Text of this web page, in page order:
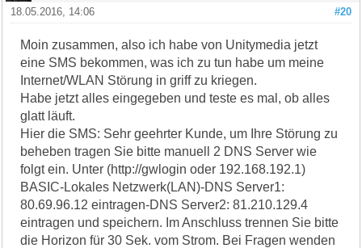
#20
18.05.2016, 14:06
Moin zusammen, also ich habe von Unitymedia jetzt
eine SMS bekommen, was ich zu tun habe um meine
Internet/WLAN Störung in griff zu kriegen.
Habe jetzt alles eingegeben und teste es mal, ob alles
glatt läuft.
Hier die SMS: Sehr geehrter Kunde, um Ihre Störung zu
beheben tragen Sie bitte manuell 2 DNS Server wie
folgt ein. Unter (http://gwlogin oder 192.168.192.1)
BASIC-Lokales Netzwerk(LAN)-DNS Server1:
80.69.96.12 eintragen-DNS Server2: 81.210.129.4
eintragen und speichern. Im Anschluss trennen Sie bitte
die Horizon für 30 Sek. vom Strom. Bei Fragen wenden